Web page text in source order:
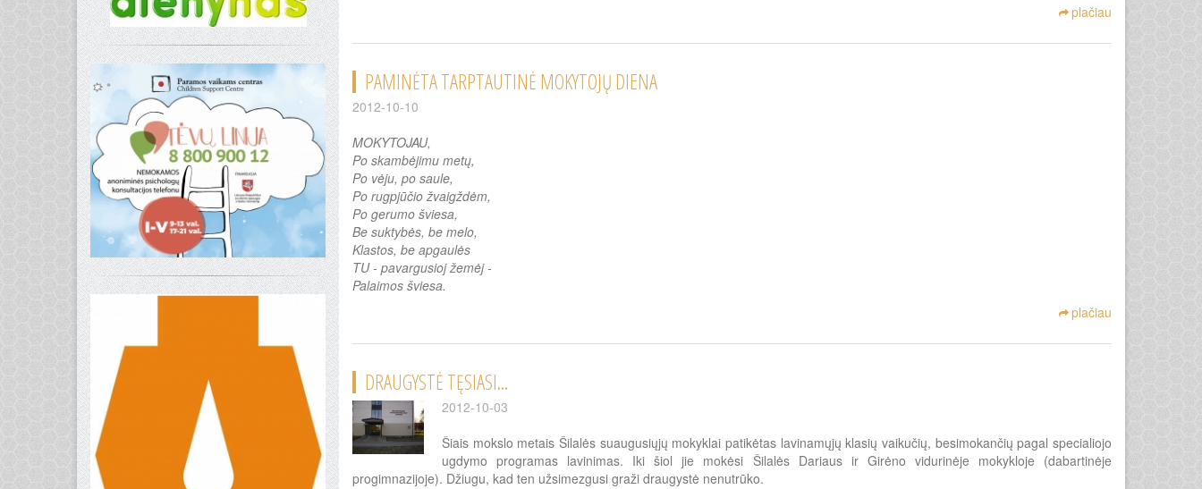
plačiau
PAMINĖTA TARPTAUTINĖ MOKYTOJŲ DIENA
2012-10-10
MOKYTOJAU,
Po skambėjimu metų,
Po vėju, po saule,
Po rugpjūčio žvaigždėm,
Po gerumo šviesa,
Be suktybės, be melo,
Klastos, be apgaulės
TU - pavargusioj žemėj -
Palaimos šviesa.
plačiau
DRAUGYSTĖ TĘSIASI...
2012-10-03
Šiais mokslo metais Šilalės suaugusiųjų mokyklai patikėtas lavinamųjų klasių vaikučių, besimokančių pagal specialiojo
ugdymo programas lavinimas. Iki šiol jie mokėsi Šilalės Dariaus ir Girėno vidurinėje mokykloje (dabartinėje
progimnazijoje). Džiugu, kad ten užsimezgusi graži draugystė nenutrūko.